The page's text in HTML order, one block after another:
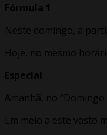
Fórmula 1
Neste domingo, a
Hoje, no mesmo
Especial
Amanhã, no
Em meio a este vasto